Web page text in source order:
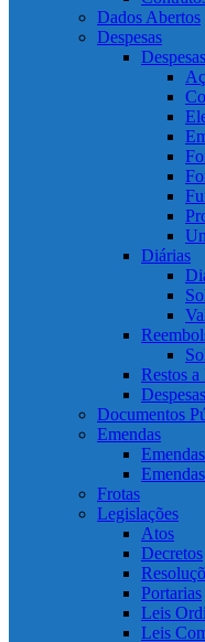
Dados Abertos
Despesas
Diárias
Restos a
Documentos
Emendas
Frotas
Legislações
Atos
Decretos
Portarias
Leis
Leis